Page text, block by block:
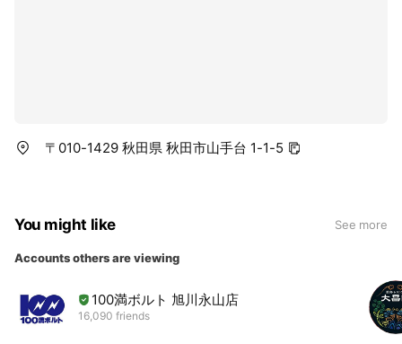
〒010-1429 秋田県 秋田市山手台 1-1-5
You might like See more
Accounts others are viewing
100満ボルト 旭川永山店
16,090 friends